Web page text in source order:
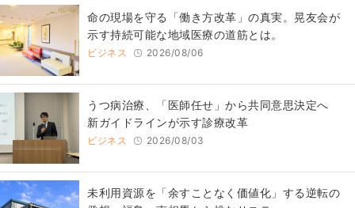
​命の現場を守る「働き方改革」の真実。晃友会が
示す持続可能な地域医療の道筋とは。
ビジネス 2026/08/06
うつ病治療、「医師任せ」から共同意思決定へ
新ガイドラインが示す診療改革
ビジネス 2026/08/03
​​未利用資源を「余すことなく価値化」する逆転の